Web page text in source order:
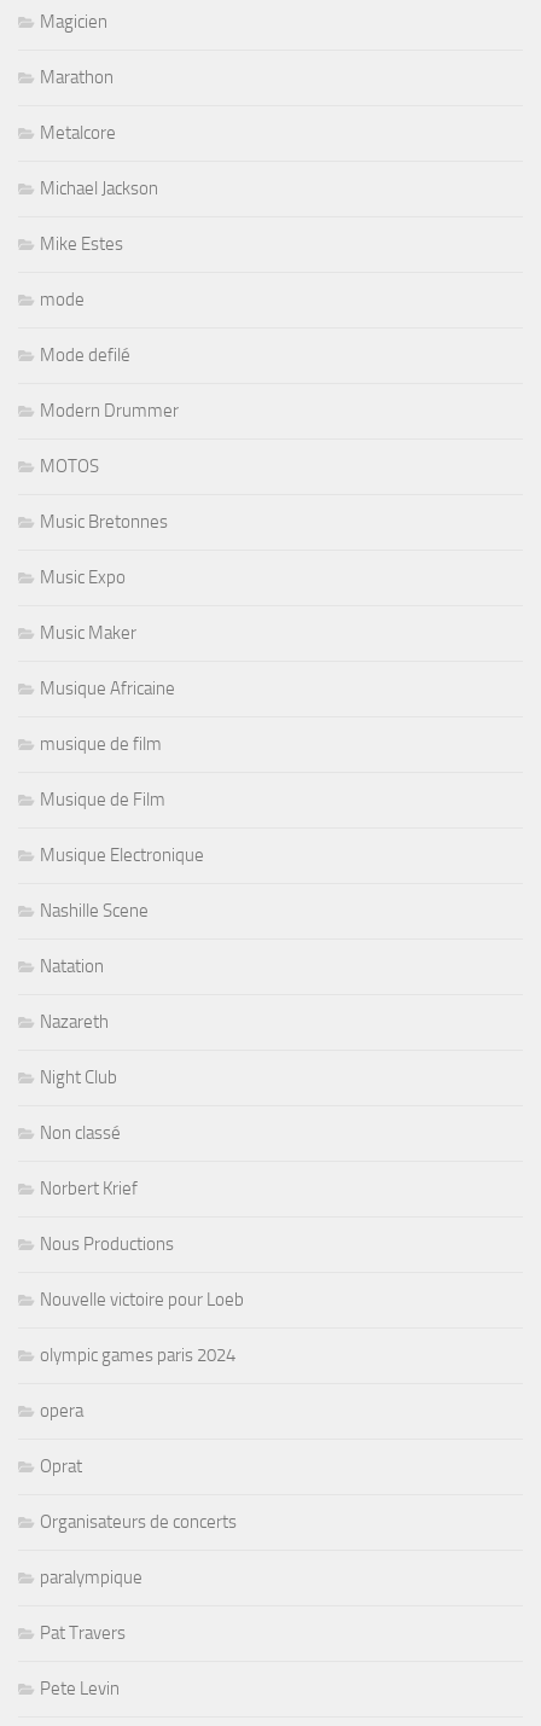
Magicien
Marathon
Metalcore
Michael Jackson
Mike Estes
mode
Mode defilé
Modern Drummer
MOTOS
Music Bretonnes
Music Expo
Music Maker
Musique Africaine
musique de film
Musique de Film
Musique Electronique
Nashille Scene
Natation
Nazareth
Night Club
Non classé
Norbert Krief
Nous Productions
Nouvelle victoire pour Loeb
olympic games paris 2024
opera
Oprat
Organisateurs de concerts
paralympique
Pat Travers
Pete Levin